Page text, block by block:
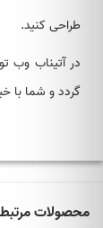
طراحی کنید.
در آتیناب وب
گردد و شما با
محصولات مرتبط